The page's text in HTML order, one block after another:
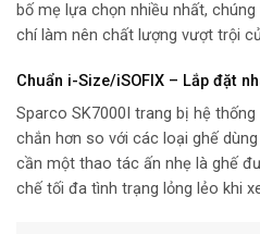
bố mẹ lựa chọn nhiều nhất,
chí làm nên chất lượng vượt trội
Chuẩn i-Size/iSOFIX – Lắp đặt
Sparco SK7000I trang bị hệ
chắn hơn so với các loại ghế
cần một thao tác ấn nhẹ là ghế
chế tối đa tình trạng lỏng lẻo khi